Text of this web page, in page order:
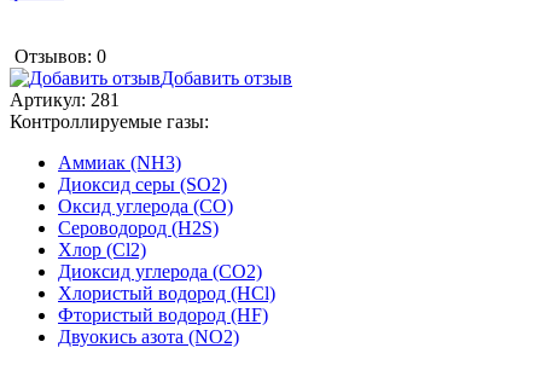
Отзывов: 0
Добавить отзыв
Артикул: 281
Контроллируемые газы:
Аммиак (NH3)
Диоксид серы (SO2)
Оксид углерода (CO)
Сероводород (H2S)
Хлор (Cl2)
Диоксид углерода (CO2)
Хлористый водород (HCl)
Фтористый водород (HF)
Двуокись азота (NO2)